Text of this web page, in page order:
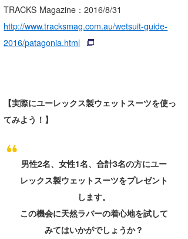
TRACKS Magazine：2016/8/31
http://www.tracksmag.com.au/wetsuit-guide-
2016/patagonia.html
【実際にユーレックス製ウェットスーツを使っ
てみよう！】
男性2名、女性1名、合計3名の方にユー
レックス製ウェットスーツをプレゼント
します。
この機会に天然ラバーの着心地を試して
みてはいかがでしょうか？